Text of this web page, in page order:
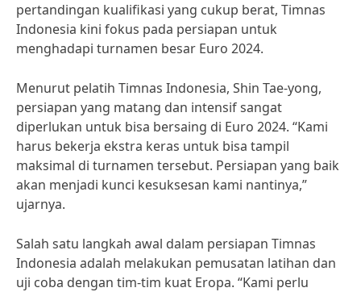
pertandingan kualifikasi yang cukup berat, Timnas
Indonesia kini fokus pada persiapan untuk
menghadapi turnamen besar Euro 2024.
Menurut pelatih Timnas Indonesia, Shin Tae-yong,
persiapan yang matang dan intensif sangat
diperlukan untuk bisa bersaing di Euro 2024. “Kami
harus bekerja ekstra keras untuk bisa tampil
maksimal di turnamen tersebut. Persiapan yang baik
akan menjadi kunci kesuksesan kami nantinya,”
ujarnya.
Salah satu langkah awal dalam persiapan Timnas
Indonesia adalah melakukan pemusatan latihan dan
uji coba dengan tim-tim kuat Eropa. “Kami perlu